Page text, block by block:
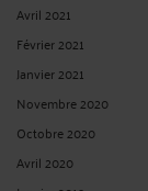
Avril 2021
Février 2021
Janvier 2021
Novembre 2020
Octobre 2020
Avril 2020